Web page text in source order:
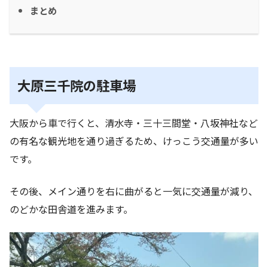
まとめ
大原三千院の駐車場
大阪から車で行くと、清水寺・三十三間堂・八坂神社など
の有名な観光地を通り過ぎるため、けっこう交通量が多い
です。
その後、メイン通りを右に曲がると一気に交通量が減り、
のどかな田舎道を進みます。